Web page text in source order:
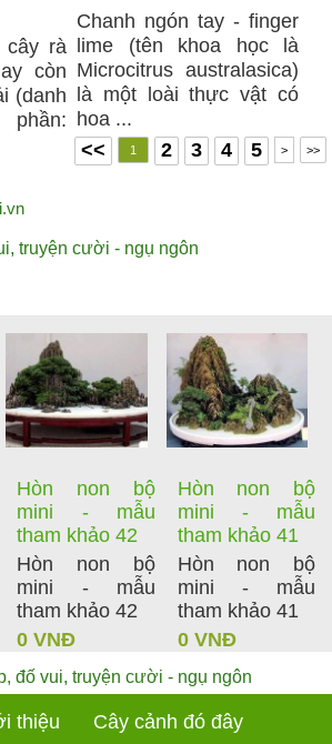
cây rà
còn
(danh
Chanh ngón tay - finger
lime (tên khoa học là
Microcitrus australasica)
là một loài thực vật có
hoa ...
<<
1 2 3 4 5 > >>
truyện cười - ngụ ngôn
Hòn non bộ
mini - mẫu
tham khảo 42
Hòn non bộ
mini - mẫu
tham khảo 42
0 VNĐ
Hòn non bộ
mini - mẫu
tham khảo 41
Hòn non bộ
mini - mẫu
tham khảo 41
0 VNĐ
đố vui, truyện cười - ngụ ngôn
thiệu Cây cảnh đó đây